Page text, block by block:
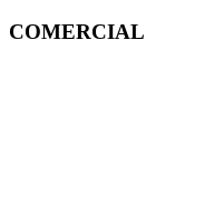
COMERCIAL